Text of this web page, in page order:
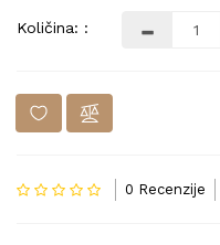
Količina: :
0 Recenzije